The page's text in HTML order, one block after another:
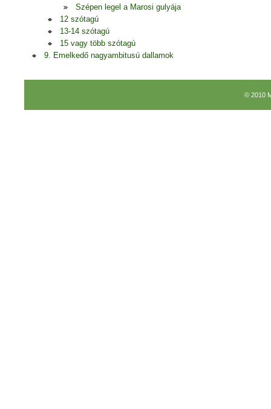
Szépen legel a Marosi gulyája
12 szótagú
13-14 szótagú
15 vagy több szótagú
9. Emelkedő nagyambitusú dallamok
© 2010